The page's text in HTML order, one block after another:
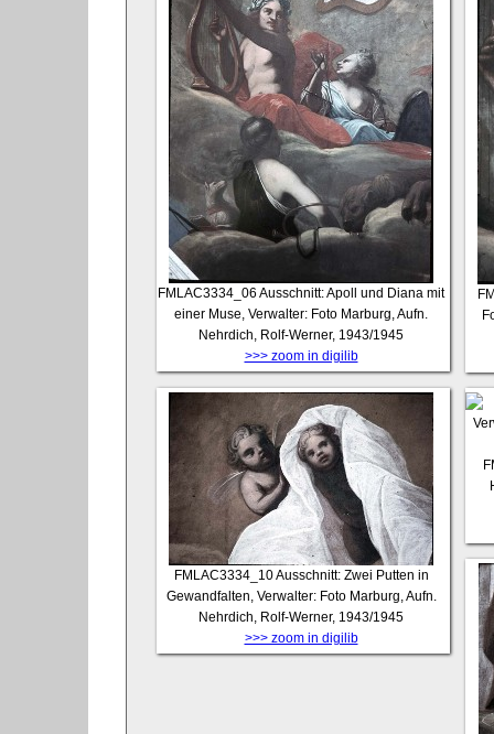
FMLAC3334_06 Ausschnitt: Apoll und Diana mit
einer Muse, Verwalter: Foto Marburg, Aufn.
Nehrdich, Rolf-Werner, 1943/1945
>>> zoom in digilib
FMLAC3334_10Ausschnitt: Zwei Putten in
Gewandfalten, Verwalter: Foto Marburg, Aufn.
Nehrdich, Rolf-Werner, 1943/1945
>>> zoom in digilib